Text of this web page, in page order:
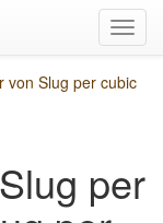
von Slug per cubic
per